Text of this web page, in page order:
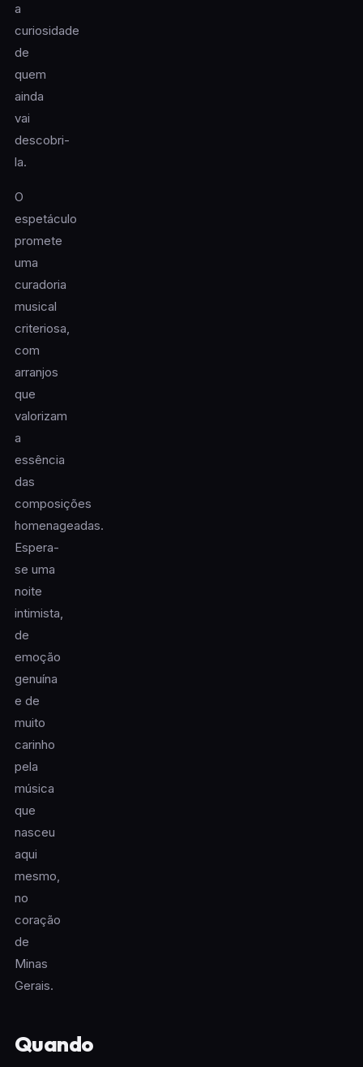
a
curiosidade
de
quem
ainda
vai
descobri-
la.
O
espetáculo
promete
uma
curadoria
musical
criteriosa,
com
arranjos
que
valorizam
a
essência
das
composições
homenageadas.
Espera-
se uma
noite
intimista,
de
emoção
genuína
e de
muito
carinho
pela
música
que
nasceu
aqui
mesmo,
no
coração
de
Minas
Gerais.
Quando